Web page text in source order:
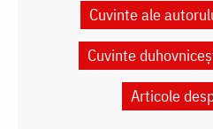
Cuvinte ale
Cuvinte
Articole